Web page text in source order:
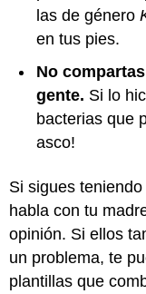
las de género
en tus pies.
No
gente. Si lo
bacterias que
asco!
Si sigues
habla con tu
opinión. Si ellos
un problema, te
plantillas que